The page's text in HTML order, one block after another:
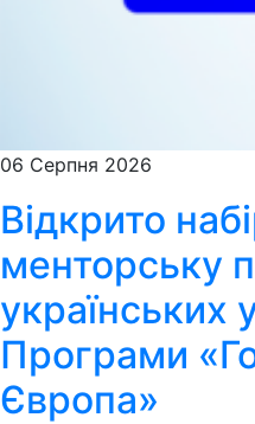
06 Серпня 2026
Відкрито
менторську
українських
Програми
Європа»